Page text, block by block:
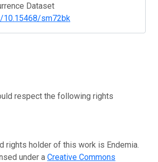
Dataset
10.15468/sm72bk
respect the following rights
rights holder of this work is Endemia.
under a Creative Commons